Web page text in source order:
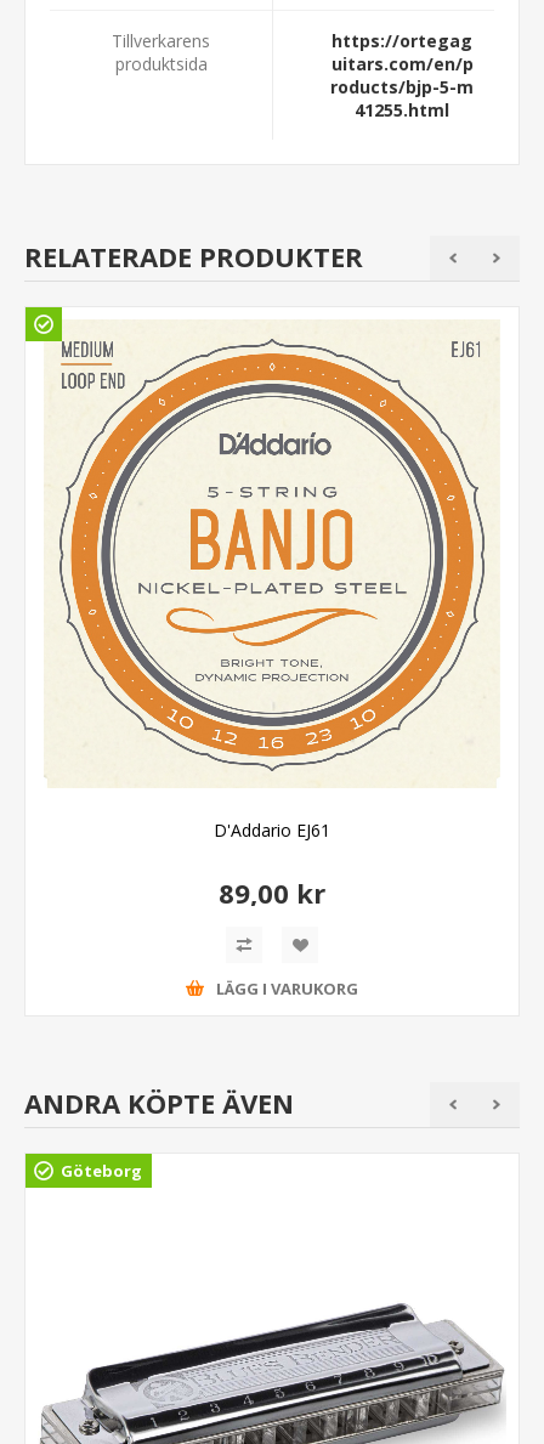
Tillverkarens
produktsida
https://ortegag
uitars.com/en/p
roducts/bjp-5-m
41255.html
RELATERADE PRODUKTER
D'Addario EJ61
89,00 kr
LÄGG I VARUKORG
ANDRA KÖPTE ÄVEN
Göteborg